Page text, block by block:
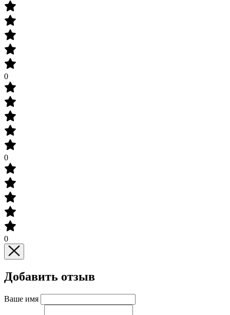
0
0
0
Добавить отзыв
Ваше имя